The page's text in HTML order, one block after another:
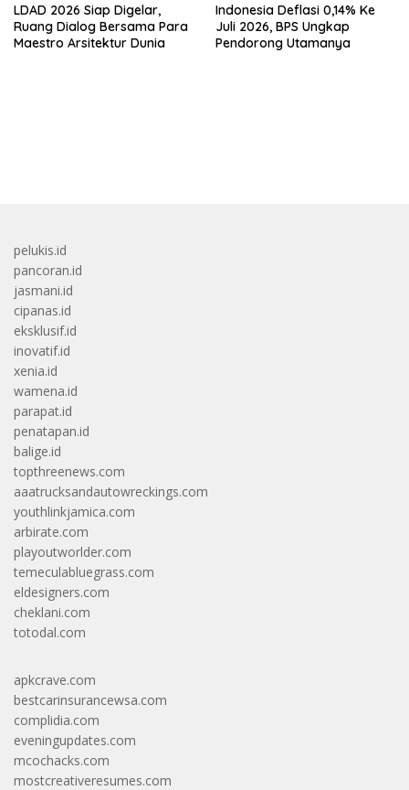
LDAD 2026 Siap Digelar,
Ruang Dialog Bersama Para
Maestro Arsitektur Dunia
Indonesia Deflasi 0,14% Ke
Juli 2026, BPS Ungkap
Pendorong Utamanya
pelukis.id
pancoran.id
jasmani.id
cipanas.id
eksklusif.id
inovatif.id
xenia.id
wamena.id
parapat.id
penatapan.id
balige.id
topthreenews.com
aaatrucksandautowreckings.com
youthlinkjamica.com
arbirate.com
playoutworlder.com
temeculabluegrass.com
eldesigners.com
cheklani.com
totodal.com
apkcrave.com
bestcarinsurancewsa.com
complidia.com
eveningupdates.com
mcochacks.com
mostcreativeresumes.com